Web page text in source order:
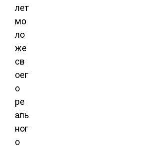
лет
мо
ло
же
св
оег
о
ре
аль
ног
о